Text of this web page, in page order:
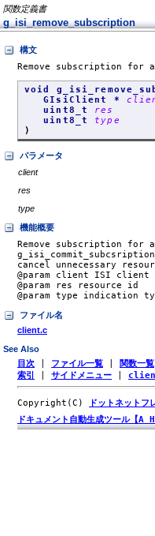
関数定義書
g_isi_remove_subscription
構文
Remove subscription
void
GIsiClient *
uint8_t res
uint8_t type
)
パラメータ
client
res
type
機能概要
Remove subscription
cancel unnecessary
@param client ISI
@param res resource id
@param type indication
ファイル名
client.c
See Also
目次 ファイル一覧 関数一覧
索引
サイドメニュー
Copyright(C) ドットネット
ドキュメント自動生成ツール【A